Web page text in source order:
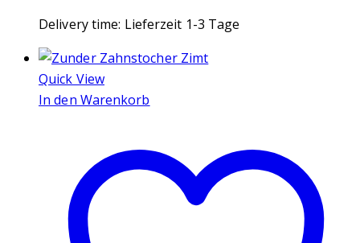
Delivery time: Lieferzeit 1-3 Tage
Quick View
In den Warenkorb